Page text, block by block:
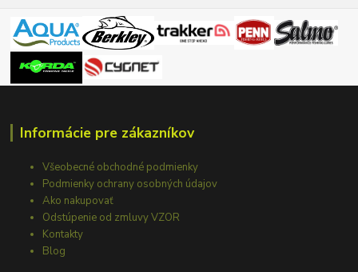
Informácie pre zákazníkov
Všeobecné obchodné podmienky
Podmienky ochrany osobných údajov
Ako nakupovať
Odstúpenie od zmluvy VZOR
Kontakty
Blog